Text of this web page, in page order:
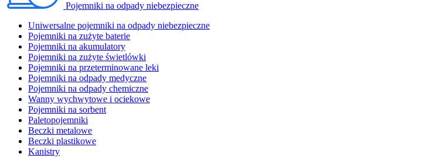
Pojemniki na odpady niebezpieczne
Uniwersalne pojemniki na odpady niebezpieczne
Pojemniki na zużyte baterie
Pojemniki na akumulatory
Pojemniki na zużyte świetlówki
Pojemniki na przeterminowane leki
Pojemniki na odpady medyczne
Pojemniki na odpady chemiczne
Wanny wychwytowe i ociekowe
Pojemniki na sorbent
Paletopojemniki
Beczki metalowe
Beczki plastikowe
Kanistry